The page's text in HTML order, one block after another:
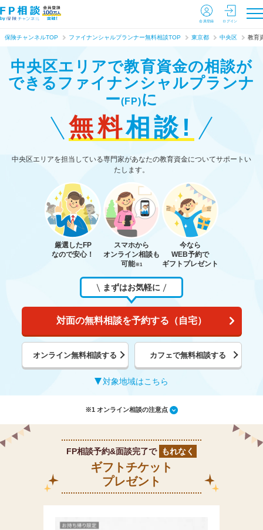
会員登録 ログイン
保険チャンネルTOP ファイナンシャルプランナー無料相談TOP 東京都 中央区 教育
中央区エリアで教育資金の相談が
できる ファイナンシャルプランナ
ー(FP)に
無料相談!
中央区エリアを担当している専門家があなたの教育資金についてサポートい
たします。
厳選したFP
なので安心！
スマホから
オンライン相談も
可能※1
今なら
WEB予約で
ギフトプレゼント
まずはお気軽に
対面の無料相談を予約する（自宅）
オンライン無料相談する カフェで無料相談する
対象地域はこちら
※1 オンライン相談の注意点
FP相談予約&面談完了で もれなく
ギフトチケット
プレゼント